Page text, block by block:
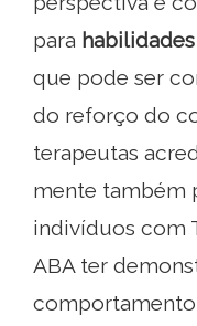
para
que pode ser
do reforço do
terapeutas
mente também
indivíduos com
ABA ter